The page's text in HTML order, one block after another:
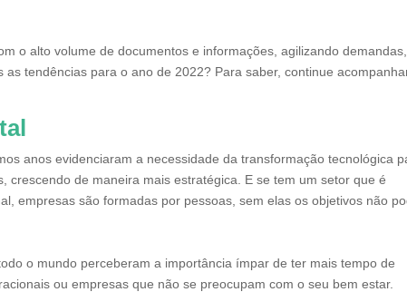
o alto volume de documentos e informações, agilizando demandas,
tendências para o ano de 2022? Para saber, continue
anos evidenciaram a necessidade da transformação tecnológica
crescendo de maneira mais estratégica. E se tem um setor que é
empresas são formadas por pessoas, sem elas os objetivos não
o mundo perceberam a importância ímpar de ter mais tempo de
ou empresas que não se preocupam com o seu bem estar.